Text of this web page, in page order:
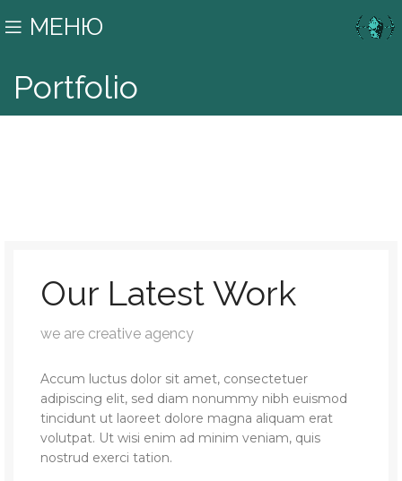
МЕНЮ
Portfolio
Our Latest Work
we are creative agency
Accum luctus dolor sit amet, consectetuer
adipiscing elit, sed diam nonummy nibh euismod
tincidunt ut laoreet dolore magna aliquam erat
volutpat. Ut wisi enim ad minim veniam, quis
nostrud exerci tation.